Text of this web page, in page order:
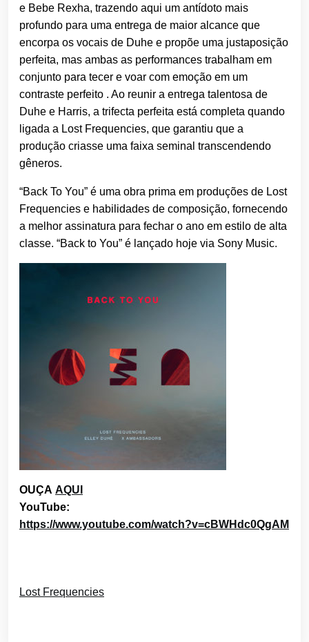
e Bebe Rexha, trazendo aqui um antídoto mais
profundo para uma entrega de maior alcance que
encorpa os vocais de Duhe e propõe uma justaposição
perfeita, mas ambas as performances trabalham em
conjunto para tecer e voar com emoção em um
contraste perfeito . Ao reunir a entrega talentosa de
Duhe e Harris, a trifecta perfeita está completa quando
ligada a Lost Frequencies, que garantiu que a
produção criasse uma faixa seminal transcendendo
gêneros.
“Back To You” é uma obra prima em produções de Lost
Frequencies e habilidades de composição, fornecendo
a melhor assinatura para fechar o ano em estilo de alta
classe. “Back to You” é lançado hoje via Sony Music.
OUÇA AQUI
YouTube:
https://www.youtube.com/watch?v=cBWHdc0QgAM
Lost Frequencies